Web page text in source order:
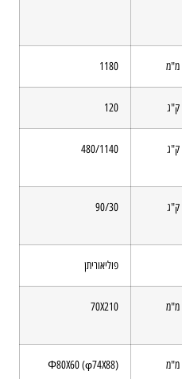
מ"מ 1180
ק"ג 120
ק"ג 480/1140
ק"ג 90/30
פוליאוריתן
מ"מ 70X210
מ"מ Φ80X60 (φ74X88)